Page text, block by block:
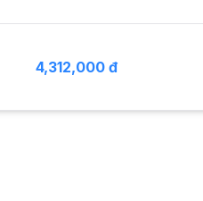
4,312,000 đ